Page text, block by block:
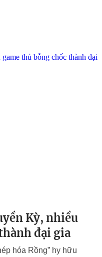
Kỳ, nhiều
đại gia
hóa Rồng” hy hữu